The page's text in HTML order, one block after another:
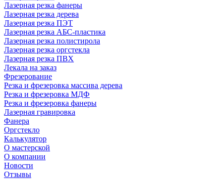
Лазерная резка фанеры
Лазерная резка дерева
Лазерная резка ПЭТ
Лазерная резка АБС-пластика
Лазерная резка полистирола
Лазерная резка оргстекла
Лазерная резка ПВХ
Лекала на заказ
Фрезерование
Резка и фрезеровка массива дерева
Резка и фрезеровка МДФ
Резка и фрезеровка фанеры
Лазерная гравировка
Фанера
Орг­стек­ло
Калькулятор
О мастерской
О компании
Новости
Отзывы